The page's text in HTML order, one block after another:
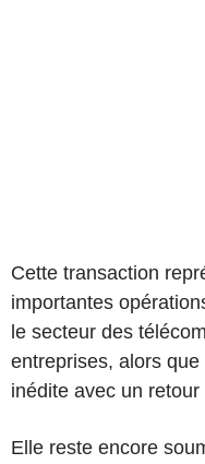
Cette transaction
importantes
le secteur des
entreprises, alors
inédite avec un
Elle reste encore